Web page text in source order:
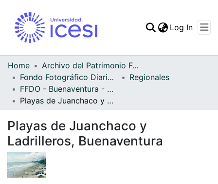
Statistics
Log In
Home
Archivo del Patrimonio Fotográfico y Fílmico del Valle del Cauca
Fondo Fotográfico Diario Occidente
Regionales
FFDO - Buenaventura - Patrimonial
Playas de Juanchaco y Ladrilleros, Buenaventura
Playas de Juanchaco y
Ladrilleros, Buenaventura